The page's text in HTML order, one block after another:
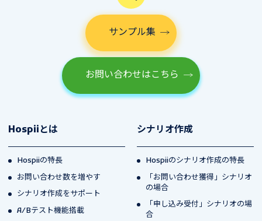
サンプル集
お問い合わせはこちら
Hospiiとは
Hospiiの特長
お問い合わせ数を増やす
シナリオ作成をサポート
A/Bテスト機能搭載
シナリオ作成
Hospiiのシナリオ作成の特長
「お問い合わせ獲得」シナリオ
の場合
「申し込み受付」シナリオの場
合